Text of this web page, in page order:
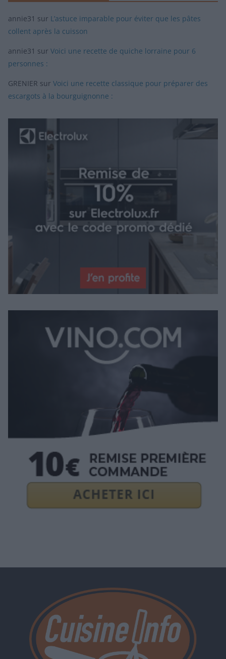
annie31 sur L’astuce imparable pour éviter que les pâtes
collent après la cuisson
annie31 sur Voici une recette de quiche lorraine pour 6
personnes :
GRENIER sur Voici une recette classique pour préparer des
escargots à la bourguignonne :